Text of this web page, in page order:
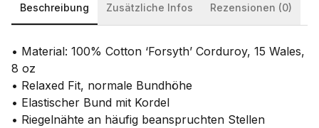
Beschreibung Zusätzliche Infos Rezensionen (0)
• Material: 100% Cotton ‘Forsyth’ Corduroy, 15 Wales,
8 oz
• Relaxed Fit, normale Bundhöhe
• Elastischer Bund mit Kordel
• Riegelnähte an häufig beanspruchten Stellen